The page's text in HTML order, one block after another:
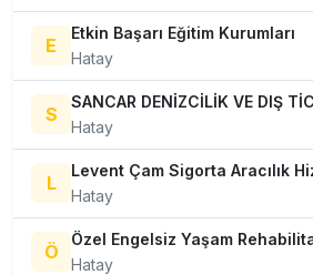
E
Etkin Başarı Eğitim Kurumları
Hatay
S
SANCAR DENİZCİLİK VE DIŞ
Hatay
L
Levent Çam Sigorta Aracılık
Hatay
Ö
Özel Engelsiz Yaşam
Hatay